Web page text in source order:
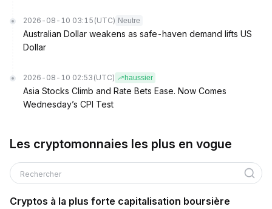
2026-08-10 03:15 (UTC) Neutre
Australian Dollar weakens as safe-haven demand lifts US
Dollar
2026-08-10 02:53 (UTC) haussier
Asia Stocks Climb and Rate Bets Ease. Now Comes
Wednesday’s CPI Test
Les cryptomonnaies les plus en vogue
Rechercher
Cryptos à la plus forte capitalisation boursière